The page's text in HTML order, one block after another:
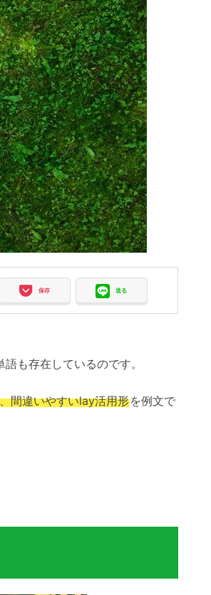
保存 送る
も存在しているのです。
間違いやすいlay活用形を例文で